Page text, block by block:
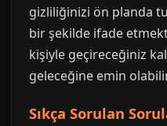
gizliliğinizi ön planda
bir şekilde ifade
kişiyle geçireceğiniz
geleceğine emin
Sıkça Sorulan